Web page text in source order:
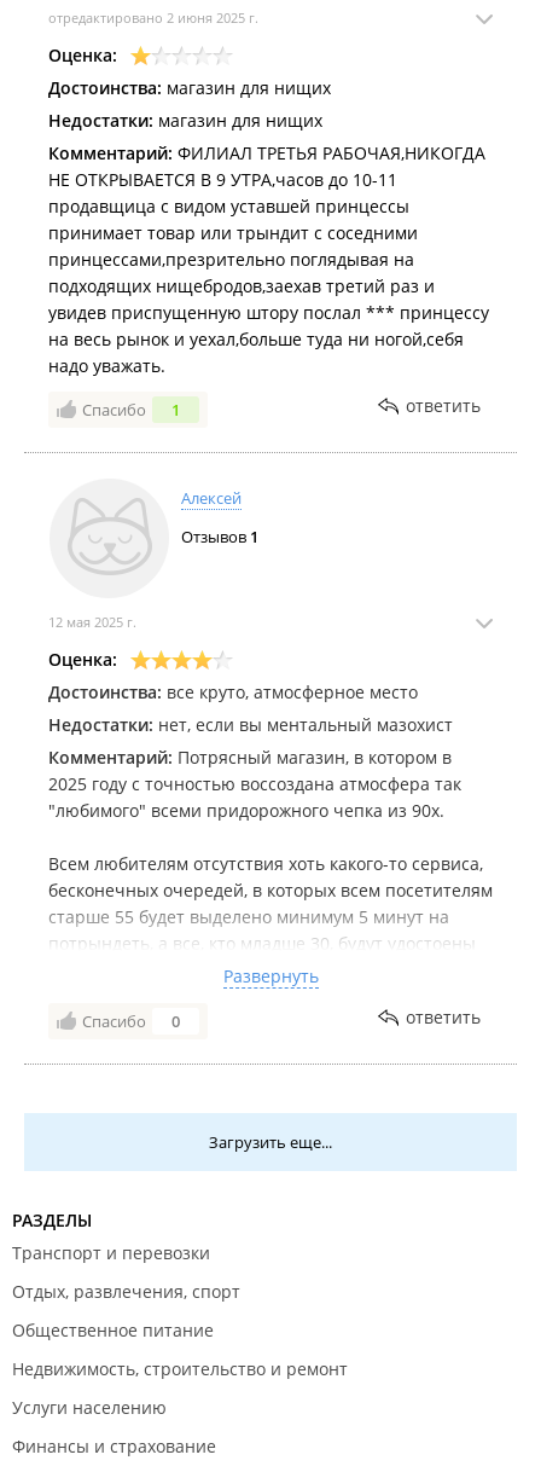
отредактировано 2 июня 2025 г.
Оценка:
Достоинства: магазин для нищих
Недостатки: магазин для нищих
Комментарий: ФИЛИАЛ ТРЕТЬЯ РАБОЧАЯ,НИКОГДА
НЕ ОТКРЫВАЕТСЯ В 9 УТРА,часов до 10-11
продавщица с видом уставшей принцессы
принимает товар или трындит с соседними
принцессами,презрительно поглядывая на
подходящих нищебродов,заехав третий раз и
увидев приспущенную штору послал *** принцессу
на весь рынок и уехал,больше туда ни ногой,себя
надо уважать.
Спасибо 1 ответить
Алексей
Отзывов 1
12 мая 2025 г.
Оценка:
Достоинства: все круто, атмосферное место
Недостатки: нет, если вы ментальный мазохист
Комментарий: Потрясный магазин, в котором в
2025 году с точностью воссоздана атмосфера так
"любимого" всеми придорожного чепка из 90х.
Всем любителям отсутствия хоть какого-то сервиса,
бесконечных очередей, в которых всем посетителям
старше 55 будет выделено минимум 5 минут на
потрындеть, а все, кто младше 30, будут удостоены
высокомерного взгляда и общения сквозь зубы,
перманентного отсутствия мелочи на сдаче,
никакущего ассортимента и прочих прелестей -
Развернуть
Спасибо 0 ответить
Загрузить еще...
РАЗДЕЛЫ
Транспорт и перевозки
Отдых, развлечения, спорт
Общественное питание
Недвижимость, строительство и ремонт
Услуги населению
Финансы и страхование